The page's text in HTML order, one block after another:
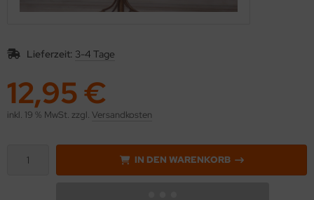
Lieferzeit: 3-4 Tage
12,95 €
inkl. 19 % MwSt. zzgl. Versandkosten
IN DEN WARENKORB